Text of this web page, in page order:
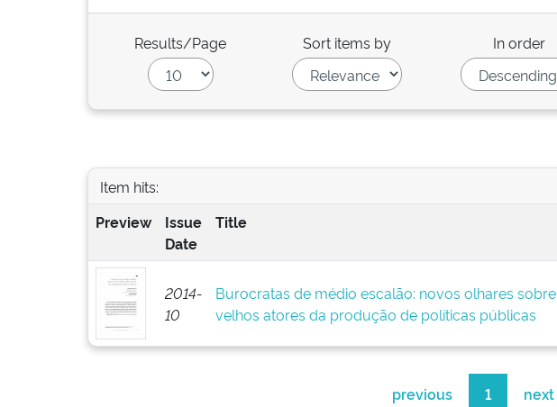
Results/Page Sort items by In order
Item hits:
Preview
Issue
Date
Title
2014-
10
Burocratas de médio escalão: novos olhares sobre
velhos atores da produção de políticas públicas
previous 1 next